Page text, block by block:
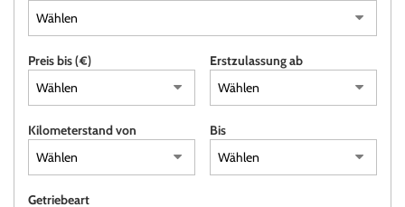
ITALIANO
Preis bis (€) Erstzulassung ab
Kilometerstand von Bis
Getriebeart